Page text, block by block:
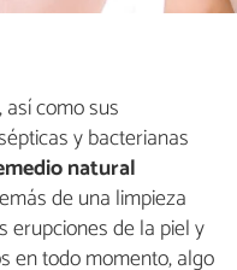
como sus
y bacterianas
natural
de una limpieza
erupciones de la piel y
en todo momento, algo